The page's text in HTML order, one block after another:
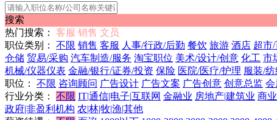
搜索
热门搜索：
客服 销售 文员
职位类别：
不限 销售 客服 人事/行政/后勤 餐饮 旅游 酒店 超市
仓储 贸易/采购 汽车制造/服务 淘宝职位 美术/设计/创意 化工 市
机械/仪器仪表 金融/银行/证券/投资 保险 医院/医疗/护理 服装/
职位：
不限 咨询顾问 广告设计 广告文案 广告创意 创意总监 会
行业分类：
不限 IT|通信|电子|互联网 金融业 房地产|建筑业 商
政府|非盈利机构 农|林|牧|渔|其他